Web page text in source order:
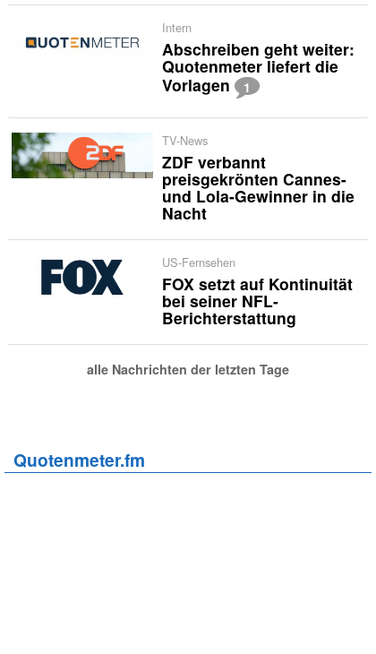
Intern
Abschreiben geht weiter:
Quotenmeter liefert die
Vorlagen
1
TV-News
ZDF verbannt
preisgekrönten Cannes-
und Lola-Gewinner in die
Nacht
US-Fernsehen
FOX setzt auf Kontinuität
bei seiner NFL-
Berichterstattung
alle Nachrichten der letzten Tage
Quotenmeter.fm